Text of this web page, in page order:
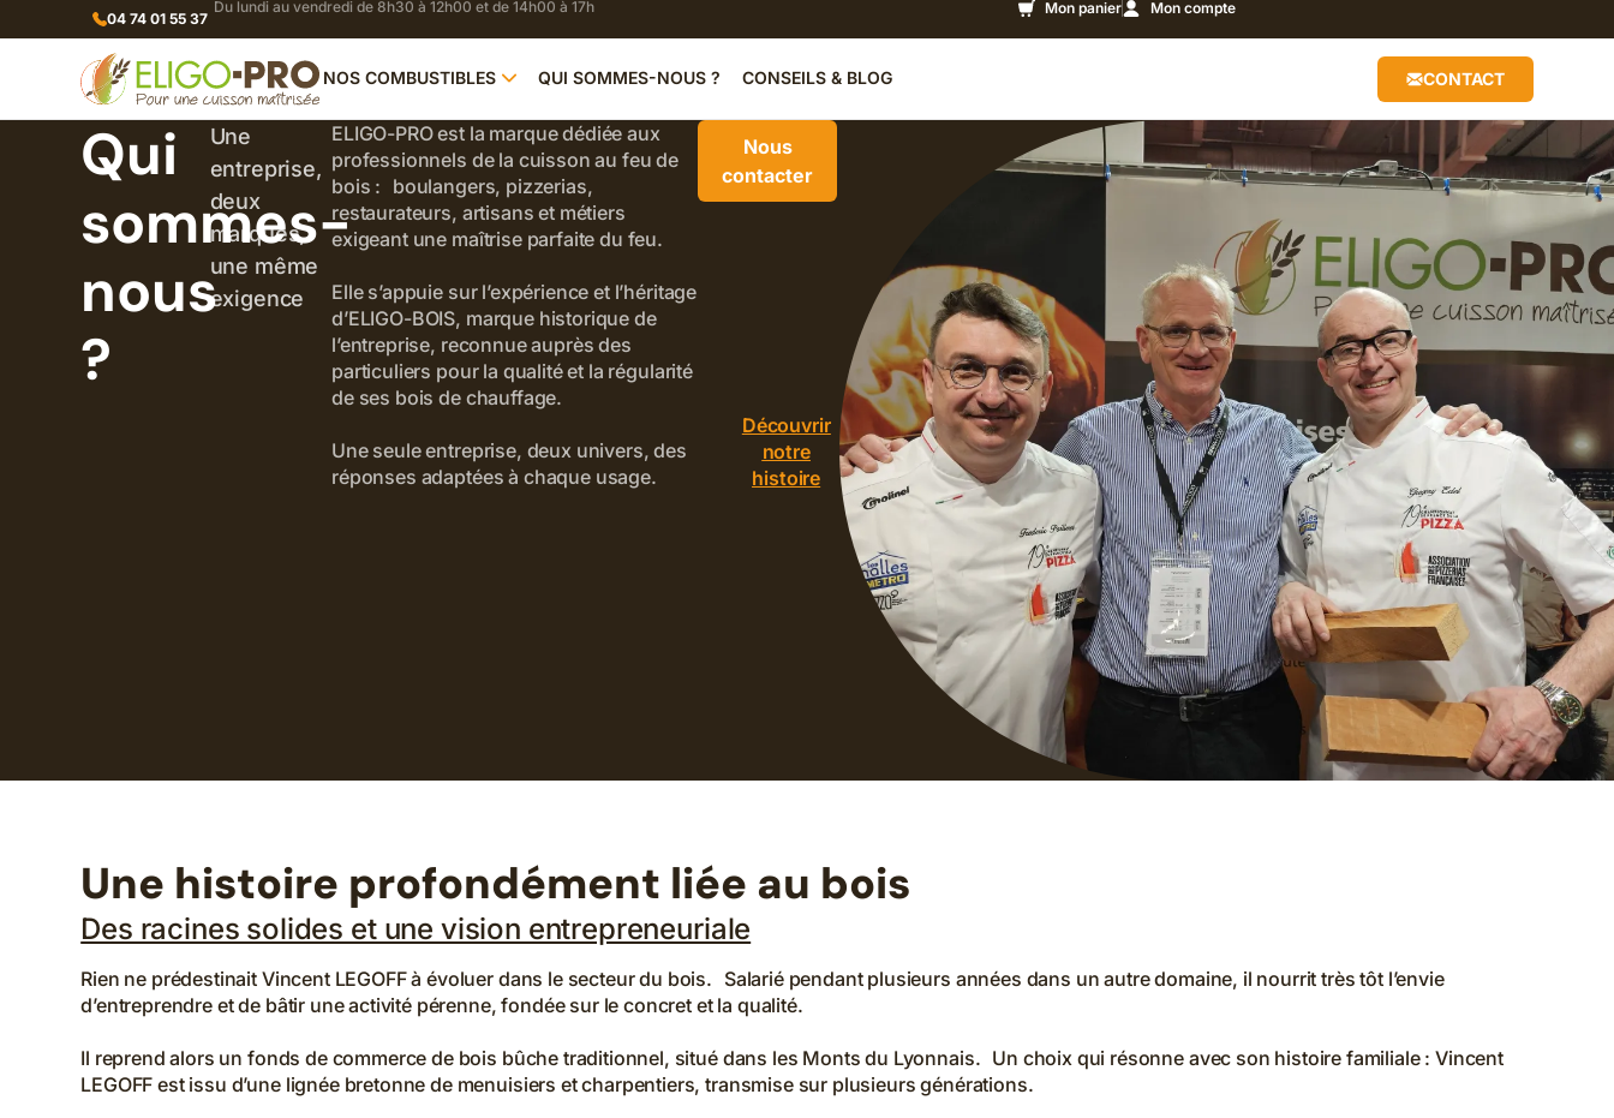
04 74 01 55 37
Du lundi au vendredi de 8h30 à 12h00 et de 14h00 à 17h Mon panier Mon compte
NOS COMBUSTIBLES QUI SOMMES-NOUS ? CONSEILS & BLOG CONTACT
Qui
sommes-
nous
?
Une
entreprise,
deux
marques,
une même
exigence
ELIGO-PRO est la marque dédiée aux
professionnels de la cuisson au feu de
bois : boulangers, pizzerias,
restaurateurs, artisans et métiers
exigeant une maîtrise parfaite du feu.
Elle s’appuie sur l’expérience et l’héritage
d’ELIGO-BOIS, marque historique de
l’entreprise, reconnue auprès des
particuliers pour la qualité et la régularité
de ses bois de chauffage.
Une seule entreprise, deux univers, des
réponses adaptées à chaque usage.
Nous
contacter
Découvrir
notre
histoire
Une histoire profondément liée au bois
Des racines solides et une vision entrepreneuriale
Rien ne prédestinait Vincent LEGOFF à évoluer dans le secteur du bois. Salarié pendant plusieurs années dans un autre domaine, il nourrit très tôt l’envie
d’entreprendre et de bâtir une activité pérenne, fondée sur le concret et la qualité.
Il reprend alors un fonds de commerce de bois bûche traditionnel, situé dans les Monts du Lyonnais. Un choix qui résonne avec son histoire familiale : Vincent
LEGOFF est issu d’une lignée bretonne de menuisiers et charpentiers, transmise sur plusieurs générations.